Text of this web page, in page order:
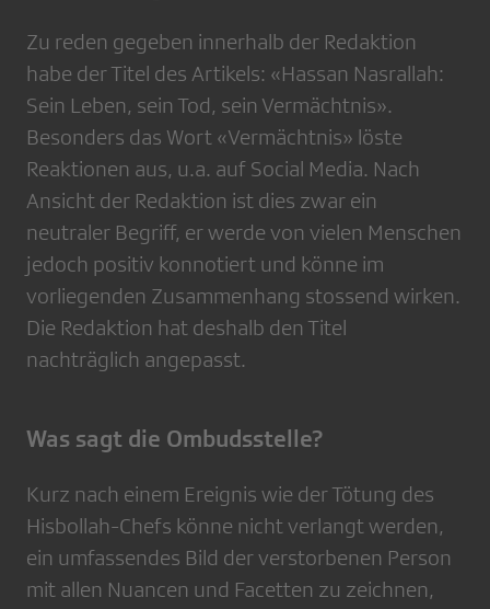
Zu reden gegeben innerhalb der Redaktion
habe der Titel des Artikels: «Hassan Nasrallah:
Sein Leben, sein Tod, sein Vermächtnis».
Besonders das Wort «Vermächtnis» löste
Reaktionen aus, u.a. auf Social Media. Nach
Ansicht der Redaktion ist dies zwar ein
neutraler Begriff, er werde von vielen Menschen
jedoch positiv konnotiert und könne im
vorliegenden Zusammenhang stossend wirken.
Die Redaktion hat deshalb den Titel
nachträglich angepasst.
Was sagt die Ombudsstelle?
Kurz nach einem Ereignis wie der Tötung des
Hisbollah-Chefs könne nicht verlangt werden,
ein umfassendes Bild der verstorbenen Person
mit allen Nuancen und Facetten zu zeichnen,